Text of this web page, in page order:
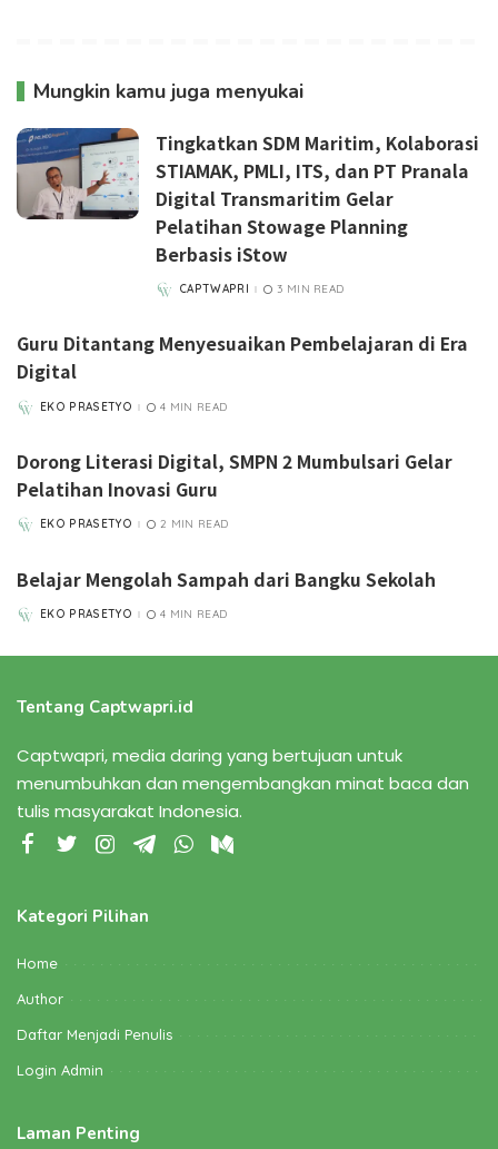
Mungkin kamu juga menyukai
Tingkatkan SDM Maritim, Kolaborasi
STIAMAK, PMLI, ITS, dan PT Pranala
Digital Transmaritim Gelar
Pelatihan Stowage Planning
Berbasis iStow
POSTEDCAPTWAPRI 3 MIN READ
Guru Ditantang Menyesuaikan Pembelajaran di Era
Digital
POSTEDEKO PRASETYO 4 MIN READ
Dorong Literasi Digital, SMPN 2 Mumbulsari Gelar
Pelatihan Inovasi Guru
POSTEDEKO PRASETYO 2 MIN READ
Belajar Mengolah Sampah dari Bangku Sekolah
POSTEDEKO PRASETYO 4 MIN READ
Tentang Captwapri.id
Captwapri, media daring yang bertujuan untuk
menumbuhkan dan mengembangkan minat baca dan
tulis masyarakat Indonesia.
Kategori Pilihan
Home
Author
Daftar Menjadi Penulis
Login Admin
Laman Penting